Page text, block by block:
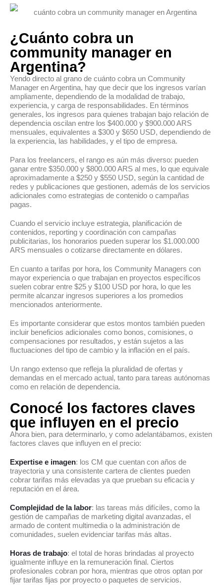
¿Cuánto cobra un
community manager en
Argentina?
Yendo directo al grano de cuánto cobra un Community
Manager en Argentina, hay que decir que los ingresos varían
ampliamente, dependiendo de la modalidad de trabajo,
experiencia, y carga de responsabilidades. En términos
generales, los ingresos para quienes trabajan bajo relación de
dependencia oscilan entre los $400.000 y $900.000 ARS
mensuales, equivalentes a $300 y $650 USD, dependiendo de
la experiencia, las habilidades, y el tipo de empresa.
Para los freelancers, el rango es aún más diverso: pueden
ganar entre $350.000 y $800.000 ARS al mes, lo que equivale
aproximadamente a $250 y $550 USD, según la cantidad de
redes y publicaciones que gestionen, además de los servicios
adicionales como estrategias de contenido o campañas
pagas.
Cuando el servicio incluye estrategia, planificación de
contenidos, reporting y coordinación con campañas
publicitarias, los honorarios pueden superar los $1.000.000
ARS mensuales o cotizarse directamente en dólares.
En cuanto a tarifas por hora, los Community Managers con
mayor experiencia o que trabajan en proyectos específicos
suelen cobrar entre $25 y $100 USD por hora, lo que les
permite alcanzar ingresos superiores a los promedios
mencionados anteriormente.
Es importante considerar que estos montos también pueden
incluir beneficios adicionales como bonos, comisiones, o
compensaciones por resultados, y están sujetos a las
fluctuaciones del tipo de cambio y la inflación en el país.
Un rango extenso que refleja la pluralidad de ofertas y
demandas en el mercado actual, tanto para tareas autónomas
como en relación de dependencia.
Conocé los factores claves
que influyen en el precio
Ahora bien, para determinarlo, y como adelantábamos, existen
factores claves que influyen en el precio:
Expertise e imagen: los CM que cuentan con años de
trayectoria y una consistente cartera de clientes pueden
cobrar tarifas más elevadas ya que prueban su eficacia y
reputación en el área.
Complejidad de la labor: las tareas más difíciles, como la
gestión de campañas de marketing digital avanzadas, el
armado de content multimedia o la administración de
comunidades, suelen evidenciar tarifas más altas.
Horas de trabajo: el total de horas brindadas al proyecto
igualmente influye en la remuneración final. Ciertos
profesionales cobran por hora, mientras que otros optan por
fijar tarifas fijas por proyecto o paquetes de servicios.